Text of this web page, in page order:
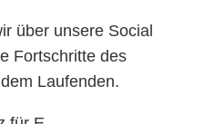
über unsere Social
Fortschritte des
Laufenden.